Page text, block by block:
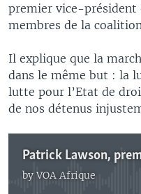
premier vice-président
membres de la
Il explique que la
dans le même but : la
lutte pour l’Etat de
de nos détenus
byVOA Afrique
No media